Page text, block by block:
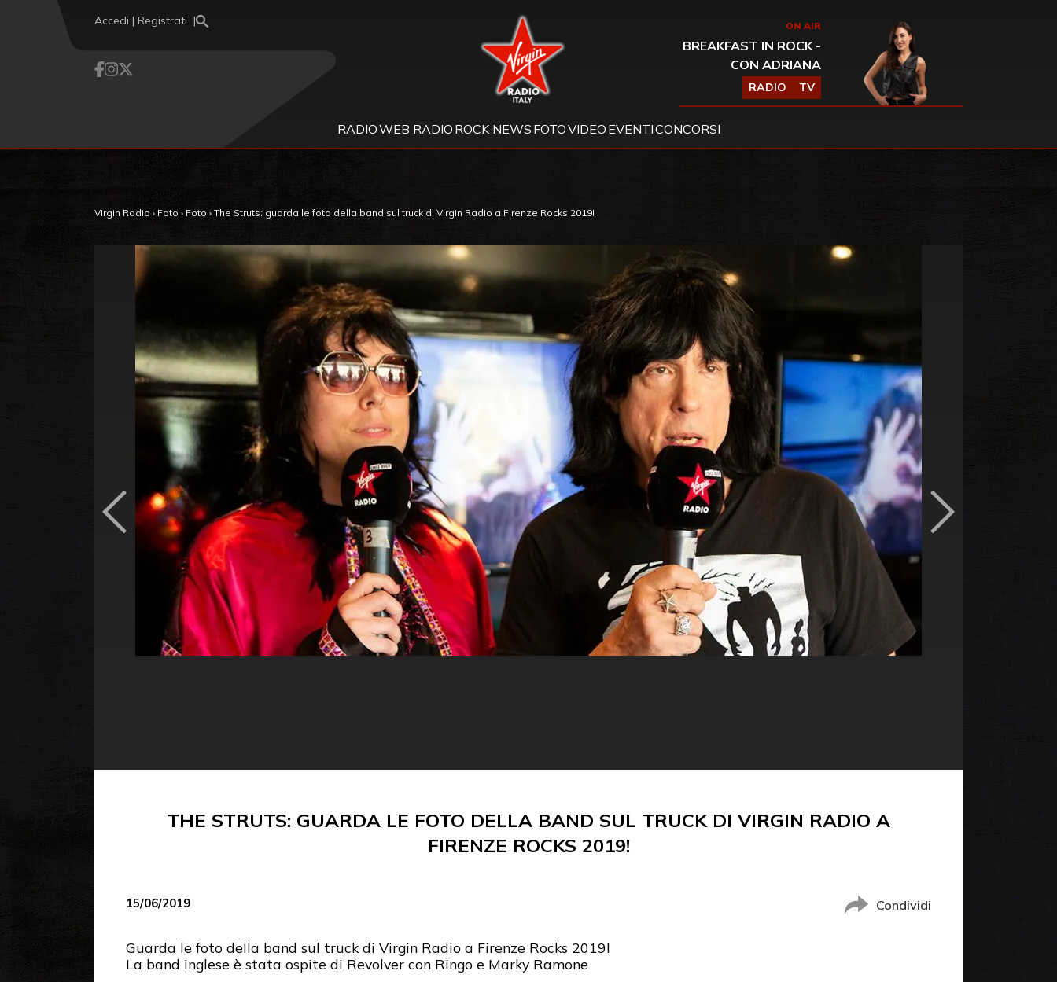
Accedi | Registrati Virgin Radio ON AIR
BREAKFAST IN ROCK -
CON ADRIANA
RADIO TV
RADIOWEB RADIO ROCK NEWS FOTOVIDEO EVENTICONCORSI
Virgin Radio › Foto › Foto › The Struts: guarda le foto della band sul truck di Virgin Radio a Firenze Rocks 2019!
THE STRUTS: GUARDA LE FOTO DELLA BAND SUL TRUCK DI VIRGIN RADIO A
FIRENZE ROCKS 2019!
15/06/2019 Condividi
Guarda le foto della band sul truck di Virgin Radio a Firenze Rocks 2019!
La band inglese è stata ospite di Revolver con Ringo e Marky Ramone